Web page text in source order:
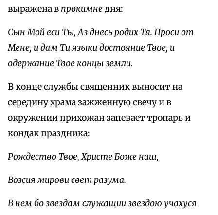
выражена в прокимнедня:
Сын Мой еси Ты, Аз днесь родих Тя. Проси от
Мене, и дам Ти языки достояние Твое, и
одержание Твое концы земли.
В конце службы священник выносит на
середину храма зажженную свечу и в
окружении прихожан запевает тропарь и
кондак праздника:
Рождество Твое, Христе Боже наш,
Возсия мирови свет разума.
В нем бо звездам служащии звездою учахуся